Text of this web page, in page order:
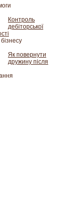
Контроль
дебіторської
Як повернути
дружину після